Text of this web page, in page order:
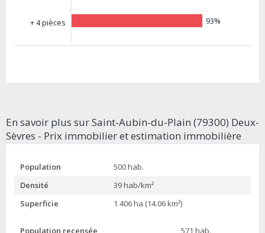
+ 4 pièces 93%
En savoir plus sur Saint-Aubin-du-Plain (79300) Deux-
Sèvres - Prix immobilier et estimation immobilière
Population
500 hab.
Densité
39 hab/km²
Superficie
1 406 ha (14.06 km²)
Population recensée
571 hab.